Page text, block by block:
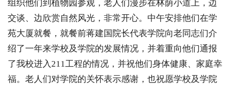
组织他们到植物园参观，老人们漫步在林荫小道上，边
交谈、边欣赏自然风光，非常开心。中午安排他们在学
苑大厦就餐，就餐前蒋建国院长代表学院向老同志们介
绍了一年来学校及学院的发展情况，并着重向他们通报
了我校进入211工程的情况，并祝他们身体健康、家庭幸
福。老人们对学院的关怀表示感谢，也祝愿学校及学院